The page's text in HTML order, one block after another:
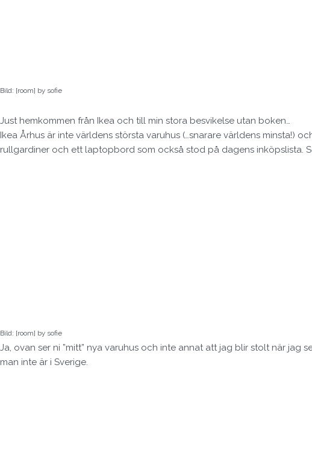
Bild: [room] by sofie
Just hemkommen från Ikea och till min stora besvikelse utan boken…
Ikea Århus är inte världens största varuhus (…snarare världens minsta!)
rullgardiner och ett laptopbord som också stod på dagens inköpslista.
Bild: [room] by sofie
Ja, ovan ser ni ”mitt” nya varuhus och inte annat att jag blir stolt när
man inte är i Sverige.